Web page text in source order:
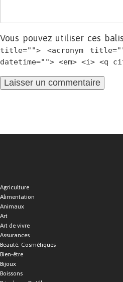
Vous pouvez utiliser ces
title=""> <acronym
datetime=""> <em> <i> <q
Agriculture
Alimentation
Animaux
Art
Art de vivre
Assurances
Beauté, Cosmétiques
Bien-être
Bijoux
Boissons